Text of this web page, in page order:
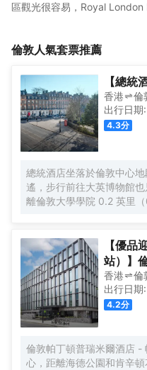
區觀光很容易，Royal
Centre of the Cell都在酒店附
酒店還為您提供了電熱水壺和
設施，旨在為旅客營造多姿多
國語言工作人員瞭解當地風土
不論是商務還是休閒旅客，
區觀光很容易，Royal London
究，每間設施齊全的客房都配
酒店還為您提供了電熱水壺和
機的浴室是您消除一天疲勞的
設施，旨在為旅客營造多姿多
國語言工作人員瞭解當地風土
倫敦人氣套票推薦
【總統
香港 倫
出行日期:
4.3分
總統酒店坐落於倫敦中心
遙，步行前往大英博物館
離倫敦大學學院 0.2 英里
享用一頓美餐，或者去酒
吧/酒廊，點一杯喜歡的飲
10:30 提供收費的英式早餐
服務、24 小時前台服務和
車。 酒店有 523 間客房，
絡，方便您與朋友保持聯
求。浴室提供浴缸或淋浴
及書桌和茶具/咖啡用具。
【優品
站）】
香港 倫
出行日期:
4.2分
倫敦帕丁頓普瑞米爾酒店 -
心，距離海德公園和肯辛